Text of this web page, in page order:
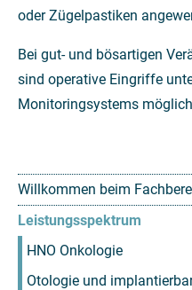
Willkommen beim
Leistungsspektrum
HNO Onkologie
Otologie und
oder Zügelpastiken
Bei gut- und bösartigen
sind operative Eingriffe
Monitoringsystems